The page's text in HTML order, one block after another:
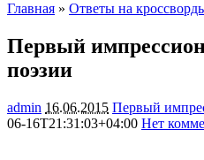
Главная » Ответы на
Первый
поэзии
admin 16.06.2015 Первый
06-16T21:31:03+04:00 Нет